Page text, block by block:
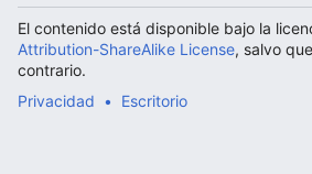
El contenido está disponible bajo la
Attribution-ShareAlike License, salvo
contrario.
Privacidad
Escritorio